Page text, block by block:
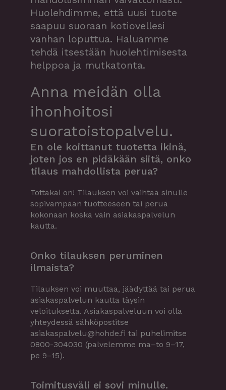
Huolehdimme, että uusi tuote
saapuu suoraan kotiovellesi
vanhan loputtua. Haluamme
tehdä itsestään huolehtimisesta
helppoa ja mutkatonta.
Anna meidän olla
ihonhoitosi
suoratoistopalvelu.
En ole koittanut tuotetta ikinä,
joten jos en pidäkään siitä, onko
tilaus mahdollista perua?
Tottakai on! Tilauksen voi vaihtaa sinulle
sopivampaan tuotteeseen tai perua
kokonaan koska vain asiakaspalvelun
kautta.
Onko tilauksen peruminen
ilmaista?
Tilauksen voi muuttaa, jäädyttää tai perua
asiakaspalvelun kautta täysin
veloituksetta. Asiakaspalveluun voi olla
yhteydessä sähköpostitse
asiakaspalvelu@hohde.fi tai puhelimitse
0800-304030 (palvelemme ma–to 9–17,
pe 9–15).
Toimitusväli ei sovi minulle.